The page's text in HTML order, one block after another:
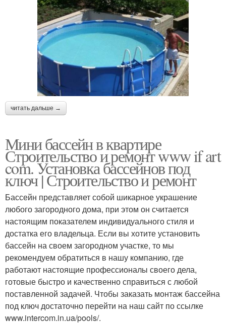
читать дальше →
Мини бассейн в квартире
Строительство и ремонт www if art
com. Установка бассейнов под
ключ | Строительство и ремонт
Бассейн представляет собой шикарное украшение
любого загородного дома, при этом он считается
настоящим показателем индивидуального стиля и
достатка его владельца. Если вы хотите установить
бассейн на своем загородном участке, то мы
рекомендуем обратиться в нашу компанию, где
работают настоящие профессионалы своего дела,
готовые быстро и качественно справиться с любой
поставленной задачей. Чтобы заказать монтаж бассейна
под ключ достаточно перейти на наш сайт по ссылке
www.intercom.in.ua/pools/.